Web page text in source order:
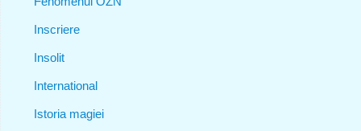
Inscriere
Insolit
International
Istoria magiei